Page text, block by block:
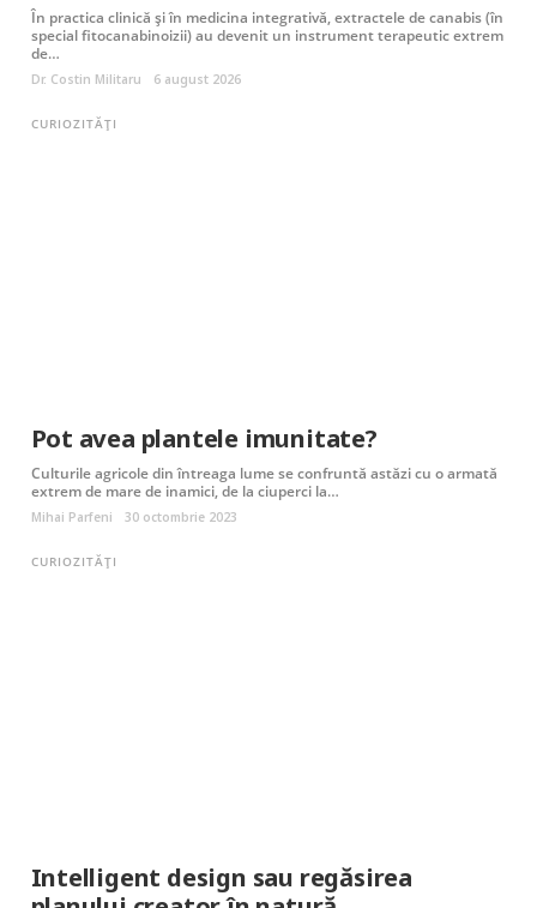
În practica clinică și în medicina integrativă, extractele de canabis (în
special fitocanabinoizii) au devenit un instrument terapeutic extrem
de…
Dr. Costin Militaru 6 august 2026
CURIOZITĂȚI
Pot avea plantele imunitate?
Culturile agricole din întreaga lume se confruntă astăzi cu o armată
extrem de mare de inamici, de la ciuperci la…
Mihai Parfeni 30 octombrie 2023
CURIOZITĂȚI
Intelligent design sau regăsirea